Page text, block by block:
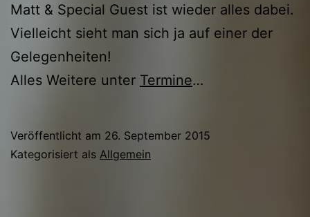
Matt & Special Guest ist wieder alles dabei.
Vielleicht sieht man sich ja auf einer der
Gelegenheiten!
Alles Weitere unter Termine…
Veröffentlicht am 26. September 2015
Kategorisiert als Allgemein